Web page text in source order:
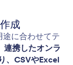
成
に合わせてテ
連携したオンラ
、CSVやExcel